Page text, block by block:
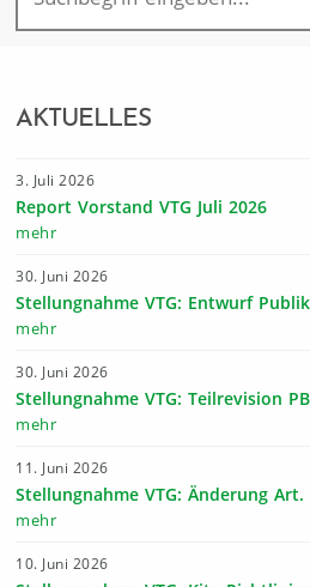
AKTUELLES
3. Juli 2026
Report Vorstand VTG Juli 2026
mehr
30. Juni 2026
Stellungnahme VTG: Entwurf
mehr
30. Juni 2026
Stellungnahme VTG: Teilrevision
mehr
11. Juni 2026
Stellungnahme VTG: Änderung Art.
mehr
10. Juni 2026